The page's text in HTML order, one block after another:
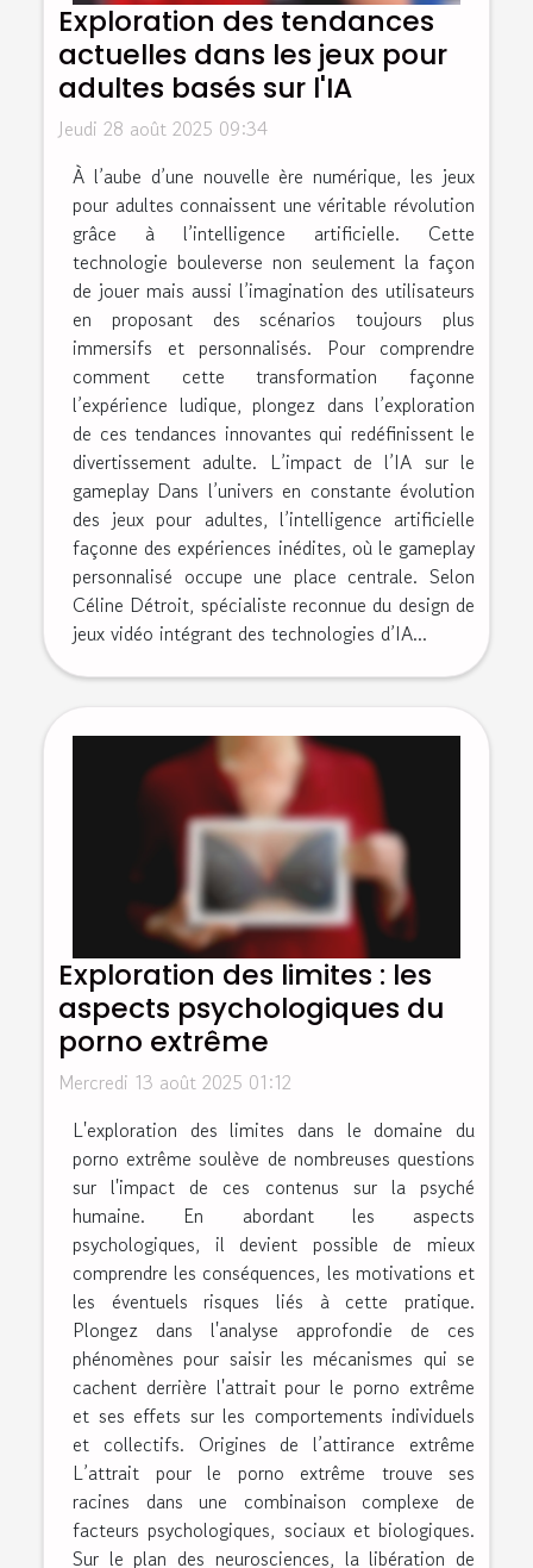
Exploration des tendances
actuelles dans les jeux pour
adultes basés sur l'IA
Jeudi 28 août 2025 09:34
À l’aube d’une nouvelle ère numérique, les jeux
pour adultes connaissent une véritable révolution
grâce à l’intelligence artificielle. Cette
technologie bouleverse non seulement la façon
de jouer mais aussi l’imagination des utilisateurs
en proposant des scénarios toujours plus
immersifs et personnalisés. Pour comprendre
comment cette transformation façonne
l’expérience ludique, plongez dans l’exploration
de ces tendances innovantes qui redéfinissent le
divertissement adulte. L’impact de l’IA sur le
gameplay Dans l’univers en constante évolution
des jeux pour adultes, l’intelligence artificielle
façonne des expériences inédites, où le gameplay
personnalisé occupe une place centrale. Selon
Céline Détroit, spécialiste reconnue du design de
jeux vidéo intégrant des technologies d’IA...
Exploration des limites : les
aspects psychologiques du
porno extrême
Mercredi 13 août 2025 01:12
L'exploration des limites dans le domaine du
porno extrême soulève de nombreuses questions
sur l'impact de ces contenus sur la psyché
humaine. En abordant les aspects
psychologiques, il devient possible de mieux
comprendre les conséquences, les motivations et
les éventuels risques liés à cette pratique.
Plongez dans l'analyse approfondie de ces
phénomènes pour saisir les mécanismes qui se
cachent derrière l'attrait pour le porno extrême
et ses effets sur les comportements individuels
et collectifs. Origines de l’attirance extrême
L’attrait pour le porno extrême trouve ses
racines dans une combinaison complexe de
facteurs psychologiques, sociaux et biologiques.
Sur le plan des neurosciences, la libération de